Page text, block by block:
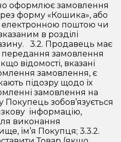
оформлює замовлення
форму «Кошика», або
поштою чи
в розділі
3.2. Продавець має
передання замовлення
відомості, вказані
замовлення, є
підозру щодо їх
замовлення на
Покупець зобов’язується
інформацію,
виконання
ім’я Покупця; 3.3.2.